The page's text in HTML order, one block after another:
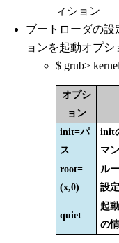
ィション
ブートローダの設
ョンを起動オプ
$ grub>
オプシ
ョン
init=パ
ス
init
マ
root=
(x,0)
ル
設定
quiet
起
の